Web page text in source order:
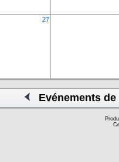
27
Evénements